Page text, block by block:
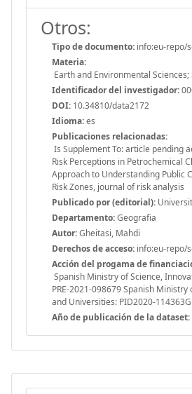
Otros:
Tipo de documento: info:eu-repo/
Materia:
Earth and Environmental Sciences;
Identificador del investigador:
DOI: 10.34810/data2172
Idioma:es
Publicaciones relacionadas:
Is Supplement To: article pending
Risk Perceptions in Petrochemical
Approach to Understanding Public
Risk Zones, journal of risk analysis
Publicado por (editorial):
Departamento:Geografia
Autor:Gheitasi, Mahdi
Derechos de acceso: info:eu-repo/
Acción del progama de
Spanish Ministry of Science,
PRE-2021-098679 Spanish
and Universities: PID2020-
Año de publicación de la dataset: